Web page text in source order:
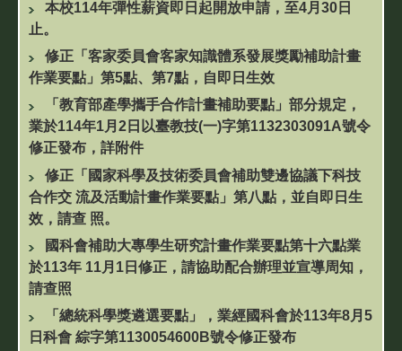
本校114年彈性薪資即日起開放申請，至4月30日
止。
修正「客家委員會客家知識體系發展獎勵補助計畫
作業要點」第5點、第7點，自即日生效
「教育部產學攜手合作計畫補助要點」部分規定，
業於114年1月2日以臺教技(一)字第1132303091A號令
修正發布，詳附件
修正「國家科學及技術委員會補助雙邊協議下科技
合作交 流及活動計畫作業要點」第八點，並自即日生
效，請查 照。
國科會補助大專學生研究計畫作業要點第十六點業
於113年 11月1日修正，請協助配合辦理並宣導周知，
請查照
「總統科學獎遴選要點」，業經國科會於113年8月5
日科會 綜字第1130054600B號令修正發布